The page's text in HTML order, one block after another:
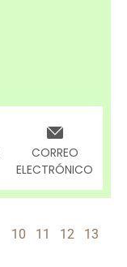
CORREO
ELECTRÓNICO
10 11 12
13